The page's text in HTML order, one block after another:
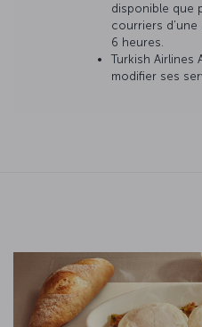
disponible que
courriers d’une
6 heures.
Turkish Airlines
modifier ses